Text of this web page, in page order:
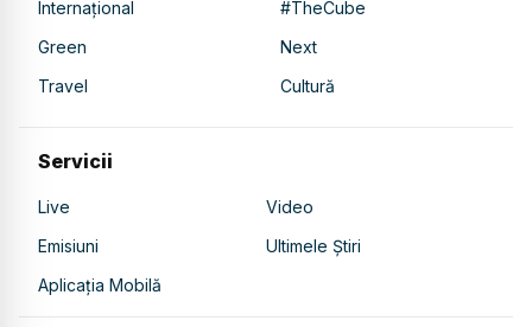
Internațional
#TheCube
Green
Next
Travel
Cultură
Servicii
Live
Video
Emisiuni
Ultimele Știri
Aplicația Mobilă